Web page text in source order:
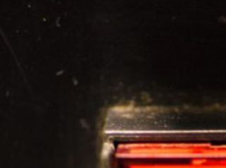
に。